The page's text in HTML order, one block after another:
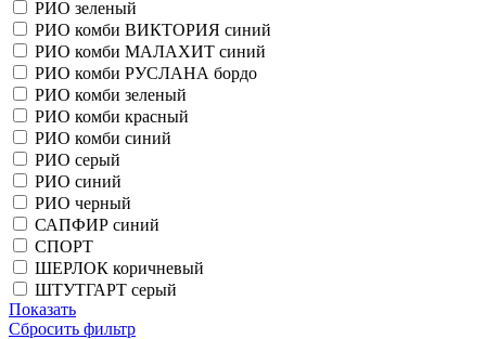
РИО зеленый
РИО комби ВИКТОРИЯ синий
РИО комби МАЛАХИТ синий
РИО комби РУСЛАНА бордо
РИО комби зеленый
РИО комби красный
РИО комби синий
РИО серый
РИО синий
РИО черный
САПФИР синий
СПОРТ
ШЕРЛОК коричневый
ШТУТГАРТ серый
Показать
Сбросить фильтр